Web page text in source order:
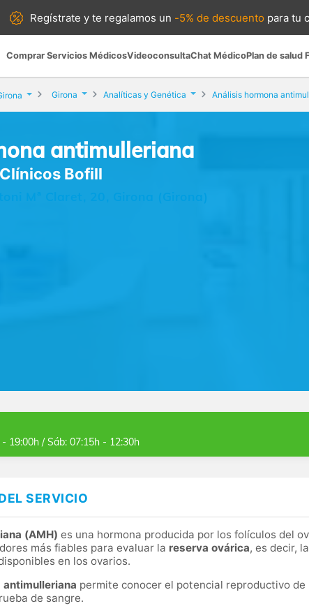
Regístrate yte regalamos un -5% de descuento para tu
Comprar Servicios MédicosVideoconsultaChat MédicoPlan de salud
Girona Analíticas y Genética Análisis hormona
antimulleriana
Bofill
Mª Claret, 20, Girona (Girona)
19:00h / Sáb: 07:15h - 12:30h
SERVICIO
(AMH) es una hormona producida por los folículos del
más fiables para evaluar la reserva ovárica, es decir,
en los ovarios.
antimulleriana permite conocer el potencial reproductivo de
de sangre.